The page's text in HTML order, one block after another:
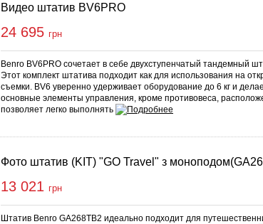
Видео штатив BV6PRO
24 695 грн
Benro BV6PRO сочетает в себе двухступенчатый тандемный
Этот комплект штатива подходит как для использования на
съемки. BV6 уверенно удерживает оборудование до 6 кг и
основные элементы управления, кроме противовеса,
позволяет легко выполнять
Фото штатив (KIT) "GO Travel" з
13 021 грн
Штатив Benro GA268TB2 идеально подходит для